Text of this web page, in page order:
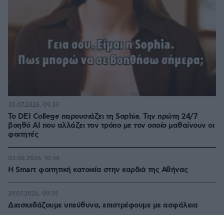
Το DEI College παρουσιάζει τη Sophia. Την πρώτη 24/7
βοηθό AI που αλλάζει τον τρόπο με τον οποίο μαθαίνουν οι
φοιτητές
30.07.2026, 09:33
Η Smart φοιτητική κατοικία στην καρδιά της Αθήνας
03.08.2026, 10:56
Διασκεδάζουμε υπεύθυνα, επιστρέφουμε με ασφάλεια
29.07.2026, 09:39